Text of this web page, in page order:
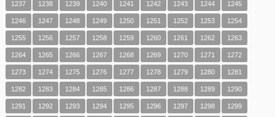
1237 1238 1239 1240 1241 1242 1243 1244 1245
1246 1247 1248 1249 1250 1251 1252 1253 1254
1255 1256 1257 1258 1259 1260 1261 1262 1263
1264 1265 1266 1267 1268 1269 1270 1271 1272
1273 1274 1275 1276 1277 1278 1279 1280 1281
1282 1283 1284 1285 1286 1287 1288 1289 1290
1291 1292 1293 1294 1295 1296 1297 1298 1299